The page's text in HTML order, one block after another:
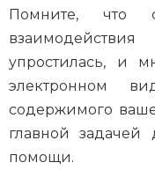
Помните, что
упростилась, и
электронном
содержимого
главной задачей
помощи.